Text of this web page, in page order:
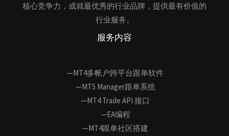
核心竞争力，成就最优秀的行业品牌，提供最有价值的
行业服务。
服务内容
—MT4多帐户跨平台跟单软件
—MT5 Manager跟单系统
—MT4 Trade API 接口
—EA编程
—MT4跟单社区搭建